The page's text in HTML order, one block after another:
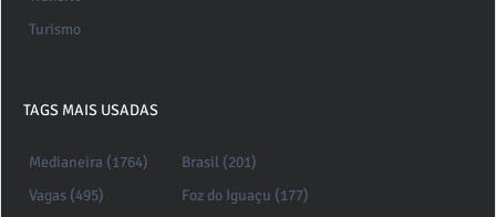
Turismo
TAGS MAIS USADAS
Medianeira (1764)
Vagas (495)
Brasil (201)
Foz do Iguaçu (177)